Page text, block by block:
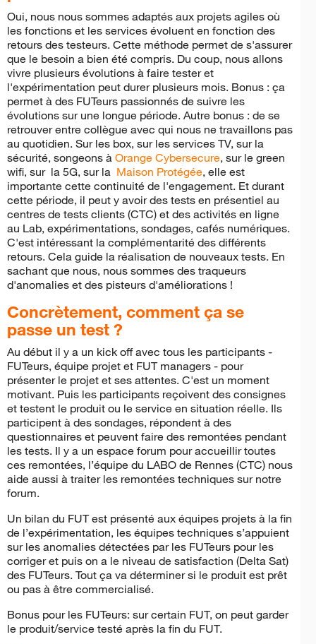
Oui, nous nous sommes adaptés aux projets agiles où
les fonctions et les services évoluent en fonction des
retours des testeurs. Cette méthode permet de s'assurer
que le besoin a bien été compris. Du coup, nous allons
vivre plusieurs évolutions à faire tester et
l'expérimentation peut durer plusieurs mois. Bonus : ça
permet à des FUTeurs passionnés de suivre les
évolutions sur une longue période. Autre bonus : de se
retrouver entre collègue avec qui nous ne travaillons pas
au quotidien. Sur les box, sur les services TV, sur la
sécurité, songeons à Orange Cybersecure, sur le green
wifi, sur la 5G, sur la Maison Protégée, elle est
importante cette continuité de l'engagement. Et durant
cette période, il peut y avoir des tests en présentiel au
centres de tests clients (CTC) et des activités en ligne
au Lab, expérimentations, sondages, cafés numériques.
C'est intéressant la complémentarité des différents
retours. Cela guide la réalisation de nouveaux tests. En
sachant que nous, nous sommes des traqueurs
d'anomalies et des pisteurs d'améliorations !
Concrètement, comment ça se
passe un test ?
Au début il y a un kick off avec tous les participants -
FUTeurs, équipe projet et FUT managers - pour
présenter le projet et ses attentes. C'est un moment
motivant. Puis les participants reçoivent des consignes
et testent le produit ou le service en situation réelle. Ils
participent à des sondages, répondent à des
questionnaires et peuvent faire des remontées pendant
les tests. Il y a un espace forum pour accueillir toutes
ces remontées, l’équipe du LABO de Rennes (CTC) nous
aide aussi à traiter les remontées techniques sur notre
forum.
Un bilan du FUT est présenté aux équipes projets à la fin
de l’expérimentation, les équipes techniques s’appuient
sur les anomalies détectées par les FUTeurs pour les
corriger et puis on a le niveau de satisfaction (Delta Sat)
des FUTeurs. Tout ça va déterminer si le produit est prêt
ou pas à être commercialisé.
Bonus pour les FUTeurs: sur certain FUT, on peut garder
le produit/service testé après la fin du FUT.